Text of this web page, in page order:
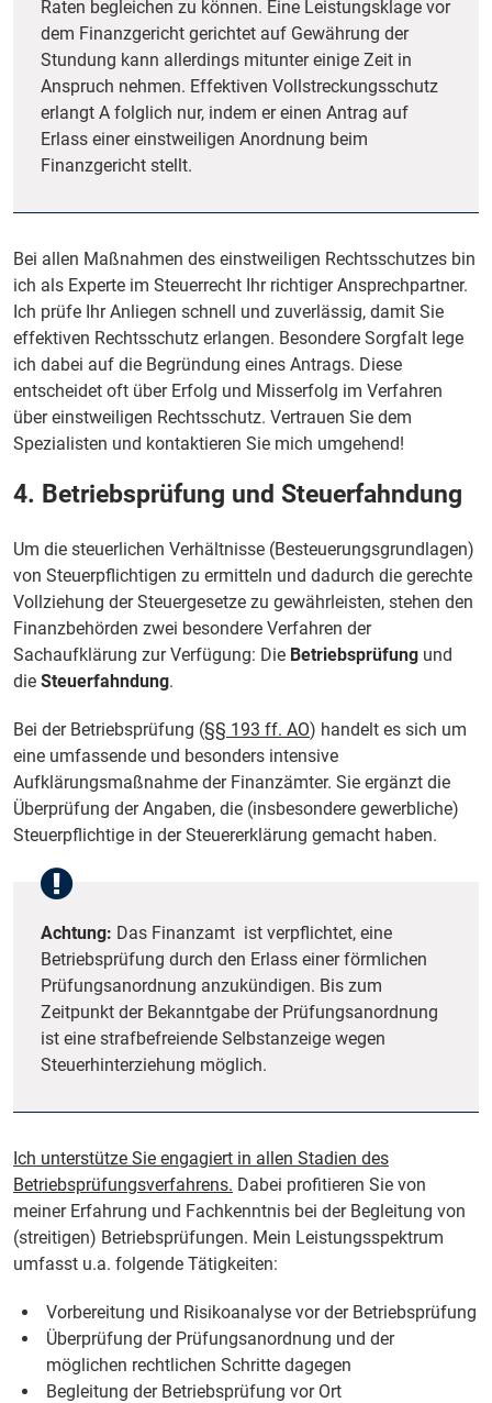
Raten begleichen zu können. Eine Leistungsklage vor
dem Finanzgericht gerichtet auf Gewährung der
Stundung kann allerdings mitunter einige Zeit in
Anspruch nehmen. Effektiven Vollstreckungsschutz
erlangt A folglich nur, indem er einen Antrag auf
Erlass einer einstweiligen Anordnung beim
Finanzgericht stellt.
Bei allen Maßnahmen des einstweiligen Rechtsschutzes bin
ich als Experte im Steuerrecht Ihr richtiger Ansprechpartner.
Ich prüfe Ihr Anliegen schnell und zuverlässig, damit Sie
effektiven Rechtsschutz erlangen. Besondere Sorgfalt lege
ich dabei auf die Begründung eines Antrags. Diese
entscheidet oft über Erfolg und Misserfolg im Verfahren
über einstweiligen Rechtsschutz. Vertrauen Sie dem
Spezialisten und kontaktieren Sie mich umgehend!
4. Betriebsprüfung und Steuerfahndung
Um die steuerlichen Verhältnisse (Besteuerungsgrundlagen)
von Steuerpflichtigen zu ermitteln und dadurch die gerechte
Vollziehung der Steuergesetze zu gewährleisten, stehen den
Finanzbehörden zwei besondere Verfahren der
Sachaufklärung zur Verfügung: Die Betriebsprüfung und
die Steuerfahndung.
Bei der Betriebsprüfung (§§ 193 ff. AO) handelt es sich um
eine umfassende und besonders intensive
Aufklärungsmaßnahme der Finanzämter. Sie ergänzt die
Überprüfung der Angaben, die (insbesondere gewerbliche)
Steuerpflichtige in der Steuererklärung gemacht haben.
Achtung: Das Finanzamt ist verpflichtet, eine
Betriebsprüfung durch den Erlass einer förmlichen
Prüfungsanordnung anzukündigen. Bis zum
Zeitpunkt der Bekanntgabe der Prüfungsanordnung
ist eine strafbefreiende Selbstanzeige wegen
Steuerhinterziehung möglich.
Ich unterstütze Sie engagiert in allen Stadien des
Betriebsprüfungsverfahrens. Dabei profitieren Sie von
meiner Erfahrung und Fachkenntnis bei der Begleitung von
(streitigen) Betriebsprüfungen. Mein Leistungsspektrum
umfasst u.a. folgende Tätigkeiten:
Vorbereitung und Risikoanalyse vor der Betriebsprüfung
Überprüfung der Prüfungsanordnung und der
möglichen rechtlichen Schritte dagegen
Begleitung der Betriebsprüfung vor Ort